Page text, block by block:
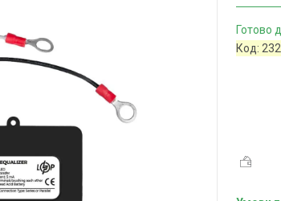
Готово
Код: